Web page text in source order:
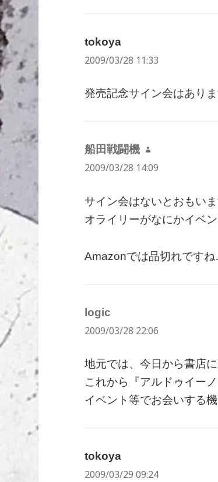
tokoya
り:
2009/03/28 11:33
発売記念サイン会はありま
船田戦闘機
よ
り:
2009/03/28 14:09
サイン会はないとおもい
オライリーがなにかイベ
Amazonでは品切れです
logic
り:
2009/03/28 22:06
地元では、今日から書店
これから『アルドゥイー
イベント等でお会いする
tokoya
り:
2009/03/29 09:24